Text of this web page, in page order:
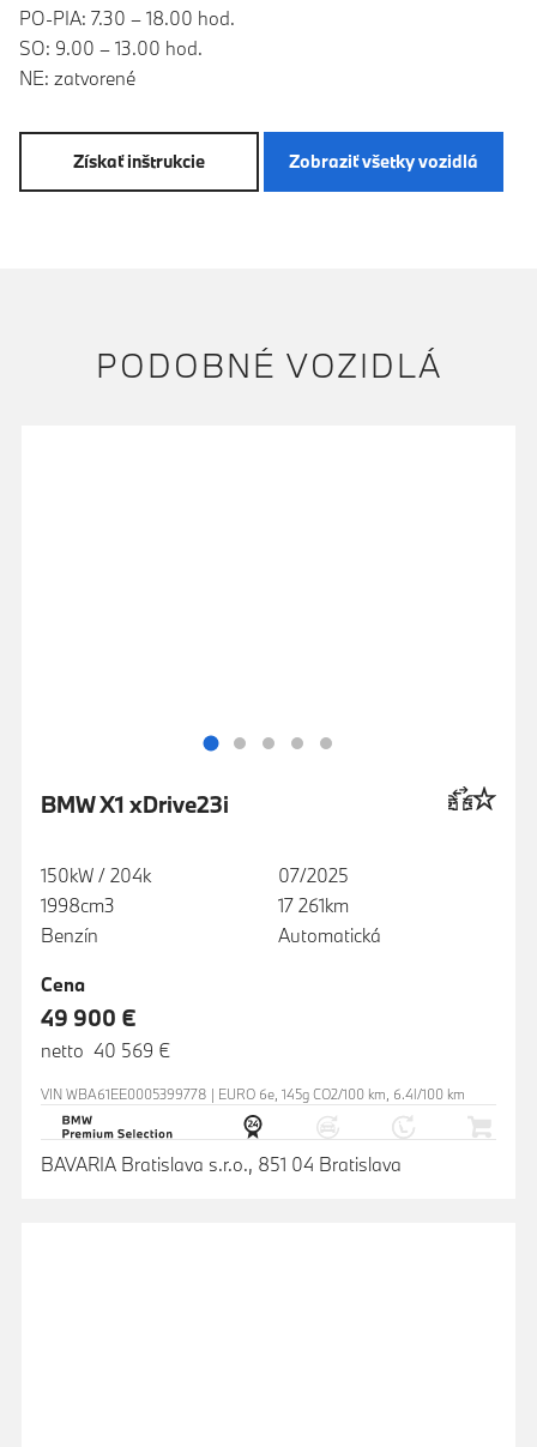
PO-PIA: 7.30 – 18.00 hod.
SO: 9.00 – 13.00 hod.
NE: zatvorené
Získať inštrukcie Zobraziť všetky vozidlá
PODOBNÉ VOZIDLÁ
BMW X1 xDrive23i
150kW / 204k
1998cm3
Benzín
07/2025
17 261km
Automatická
Cena
49 900 €
netto 40 569 €
VIN WBA61EE0005399778 | EURO 6e, 145g CO2/100 km, 6.4l/100 km
BAVARIA Bratislava s.r.o., 851 04 Bratislava